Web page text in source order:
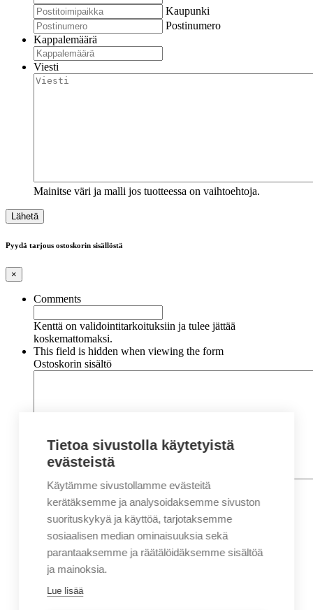
Kaupunki
Postinumero
Kappalemäärä
Viesti
Mainitse väri ja malli jos tuotteessa on vaihtoehtoja.
Pyydä tarjous ostoskorin sisällöstä
×
Comments
Kenttä on validointitarkoituksiin ja tulee jättää
koskemattomaksi.
This field is hidden when viewing the form
Ostoskorin sisältö
Nimi*
Etunimi
Sukunimi
Sähköposti*
Puhelin*
Tietoa sivustolla käytetyistä
evästeistä
Käytämme sivustollamme evästeitä
kerätäksemme ja analysoidaksemme sivuston
suorituskykyä ja käyttöä, tarjotaksemme
sosiaalisen median ominaisuuksia sekä
parantaaksemme ja räätälöidäksemme sisältöä
ja mainoksia.
Lue lisää